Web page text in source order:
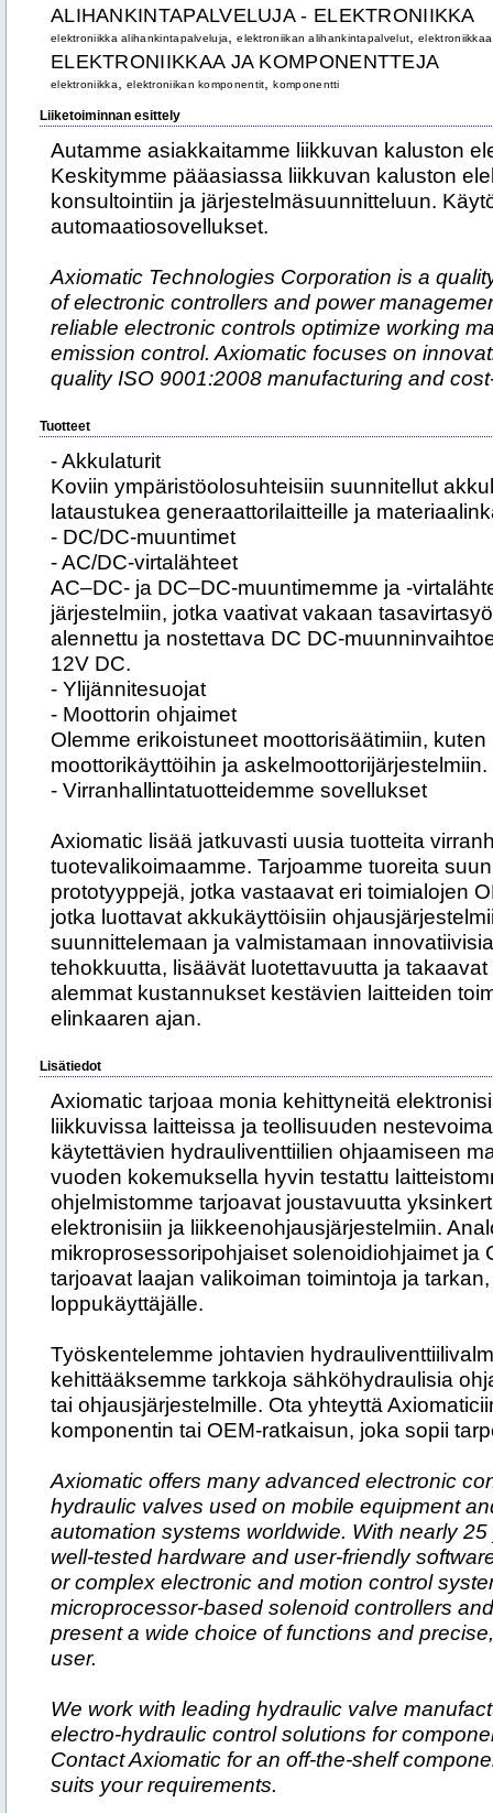
ALIHANKINTAPALVELUJA - ELEKTRONIIKKA
elektroniikka alihankintapalveluja ,elektroniikan alihankintapalvelut ,elektroniikkaa
ELEKTRONIIKKAA JA KOMPONENTTEJA
elektroniikka elektroniikan komponentit ,komponentti
Liiketoiminnan esittely
Autamme asiakkaitamme liikkuvan kaluston
Keskitymme pääasiassa liikkuvan kaluston
konsultointiin ja järjestelmäsuunnitteluun.
automaatiosovellukset.
Axiomatic Technologies Corporation is a
of electronic controllers and power
reliable electronic controls optimize working
emission control. Axiomatic focuses on
quality ISO 9001:2008 manufacturing and
Tuotteet
- Akkulaturit
Koviin ympäristöolosuhteisiin suunnitellut
lataustukea generaattorilaitteille ja
- DC/DC-muuntimet
- AC/DC-virtalähteet
AC–DC- ja DC–DC-muuntimemme ja -
järjestelmiin, jotka vaativat vakaan
alennettu ja nostettava DC DC-
12V DC.
- Ylijännitesuojat
- Moottorin ohjaimet
Olemme erikoistuneet moottorisäätimiin,
moottorikäyttöihin ja askelmoottorijärjestelmiin.
- Virranhallintatuotteidemme sovellukset
Axiomatic lisää jatkuvasti uusia tuotteita
tuotevalikoimaamme. Tarjoamme tuoreita
prototyyppejä, jotka vastaavat eri toimialojen
jotka luottavat akkukäyttöisiin
suunnittelemaan ja valmistamaan
tehokkuutta, lisäävät luotettavuutta ja
alemmat kustannukset kestävien laitteiden
elinkaaren ajan.
Lisätiedot
Axiomatic tarjoaa monia kehittyneitä
liikkuvissa laitteissa ja teollisuuden
käytettävien hydrauliventtiilien ohjaamiseen
vuoden kokemuksella hyvin testattu
ohjelmistomme tarjoavat joustavuutta
elektronisiin ja liikkeenohjausjärjestelmiin.
mikroprosessoripohjaiset solenoidiohjaimet ja
tarjoavat laajan valikoiman toimintoja ja
loppukäyttäjälle.
Työskentelemme johtavien
kehittääksemme tarkkoja sähköhydraulisia
tai ohjausjärjestelmille. Ota yhteyttä
komponentin tai OEM-ratkaisun, joka sopii
Axiomatic offers many advanced electronic
hydraulic valves used on mobile equipment
automation systems worldwide. With nearly
well-tested hardware and user-friendly
or complex electronic and motion control
microprocessor-based solenoid controllers
present a wide choice of functions and
user.
We work with leading hydraulic valve
electro-hydraulic control solutions for
Contact Axiomatic for an off-the-shelf
suits your requirements.